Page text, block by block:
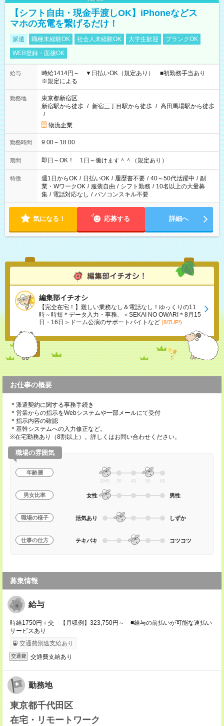
【シフト自由・現金手渡しOK】iPhoneなどス
マホの充電を繋げるだけ！
派遣 職種未経験OK 社会人未経験OK 大学生歓迎
ブランクOK
WEB登録・面接OK
給与
時給1414円～ ▼日払いOK（規定あり） ■初勤務手当あり
※規定による
勤務地
東京都新宿区
新宿駅から徒歩 / 新宿三丁目駅から徒歩 / 高田馬場駅から徒歩
/ …
物流企業
勤務時間 9:00～18:00
期間 即日～OK！ 1日～働けます＾＾（規定あり）
特徴 週1日からOK / 日払いOK / 履歴書不要 / 40～50代活躍中 / 副
業・WワークOK / 服装自由 / シフト勤務 / 10名以上の大量募
集 / 電話対応なし / パソコンスキル不要
気になる！ 応募する 詳細へ
編集部イチオシ
【完全在宅！】難しい業務なし＆電話なし！ゆっくりの11
時～時短＊データ入力・事務、＜SEKAI NO OWARI＊8月15
日・16日＞ドーム公演のサポートバイトなど (8/7UP!)
お仕事の概要
＊派遣契約に関する事務手続き
＊営業からの指示をWebシステムや一部メールにて受付
＊指示内容の確認
＊基幹システムへの入力修正など。
※在宅勤務あり（8割以上）。詳しくはお問い合わせください。
職場の雰囲気
年齢層
20代 30 40 50 60
男女比率 女性 男性
職場の様子 活気あり しずか
仕事の仕方 テキパキ コツコツ
募集情報
給与
時給1750円＋交 【月収例】323,750円～ ■給与の前払いが可能な速払い
サービスあり
交通費別途支給あり
交通費 交通費支給あり
勤務地
東京都千代田区
在宅・リモートワーク